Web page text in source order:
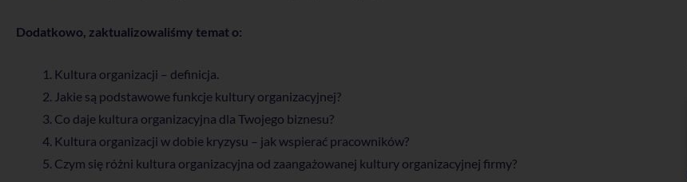
Dodatkowo, zaktualizowaliśmy temat o:
Kultura organizacji – definicja.
Jakie są podstawowe funkcje kultury organizacyjnej?
Co daje kultura organizacyjna dla Twojego biznesu?
Kultura organizacji w dobie kryzysu – jak wspierać pracowników?
Czym się różni kultura organizacyjna od zaangażowanej kultury organizacyjnej firmy?